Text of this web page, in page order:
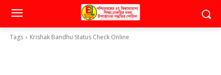
Tags Krishak Bandhu Status Check Online